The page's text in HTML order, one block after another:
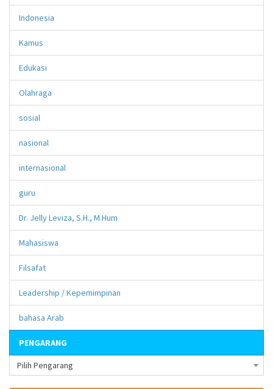
Indonesia
Kamus
Edukasi
Olahraga
sosial
nasional
internasional
guru
Dr. Jelly Leviza, S.H., M.Hum
Mahasiswa
Filsafat
Leadership / Kepemimpinan
bahasa Arab
PENGARANG
Pilih Pengarang